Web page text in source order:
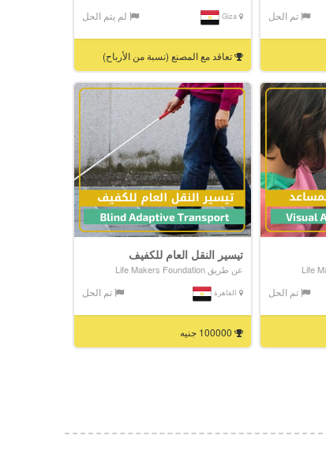
تم الحل Giza لم يتم الحل
تعاقد مع المصنع (نسبة من الأرباح)
تم الحل
تيسير النقل العام للكفيف
عن طريق Life Makers Foundation
القاهرة تم الحل
100000 جنيه